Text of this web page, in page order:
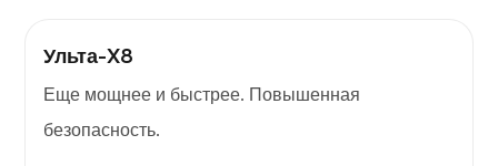
Ульта-X8
Еще мощнее и быстрее. Повышенная
безопасность.